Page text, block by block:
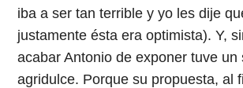
iba a ser tan terrible y yo les dije
justamente ésta era optimista). Y,
acabar Antonio de exponer tuve un
agridulce. Porque su propuesta, al